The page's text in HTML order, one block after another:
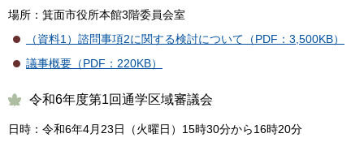
場所：箕面市役所本館3階委員会室
（資料1）諮問事項2に関する検討について（PDF：3,500KB）
議事概要（PDF：220KB）
令和6年度第1回通学区域審議会
日時：令和6年4月23日（火曜日）15時30分から16時20分